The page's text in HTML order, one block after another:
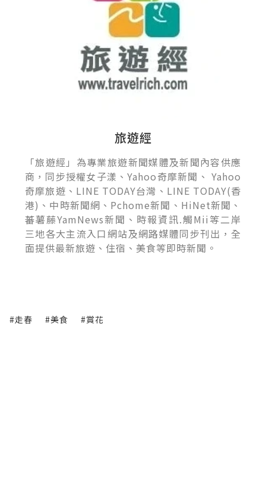
旅遊經
「旅遊經」為專業旅遊新聞媒體及新聞內容供應
商，同步授權女子漾、Yahoo奇摩新聞、 Yahoo
奇摩旅遊、LINE TODAY台灣、LINE TODAY(香
港)、中時新聞網、Pchome新聞、HiNet新聞、
蕃薯藤YamNews新聞、時報資訊.觸Mii等二岸
三地各大主流入口網站及網路媒體同步刊出，全
面提供最新旅遊、住宿、美食等即時新聞。
#走春 #美食 #賞花